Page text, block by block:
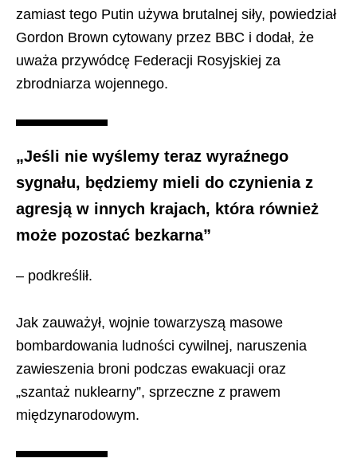
zamiast tego Putin używa brutalnej siły, powiedział
Gordon Brown cytowany przez BBC i dodał, że
uważa przywódcę Federacji Rosyjskiej za
zbrodniarza wojennego.
„Jeśli nie wyślemy teraz wyraźnego
sygnału, będziemy mieli do czynienia z
agresją w innych krajach, która również
może pozostać bezkarna”
– podkreślił.
Jak zauważył, wojnie towarzyszą masowe
bombardowania ludności cywilnej, naruszenia
zawieszenia broni podczas ewakuacji oraz
„szantaż nuklearny”, sprzeczne z prawem
międzynarodowym.